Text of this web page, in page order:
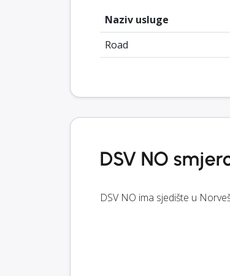
Naziv usluge
Road
DSV NO
DSV NO ima sjedište u